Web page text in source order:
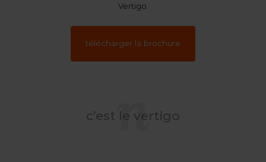
Vertigo.
télécharger la brochure
c’est le vertigo